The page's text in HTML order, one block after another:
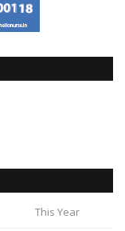
This Year